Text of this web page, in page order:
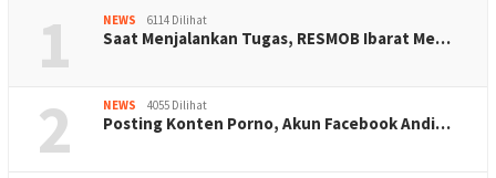
1 NEWS 6114 Dilihat
Saat Menjalankan Tugas, RESMOB Ibarat Me…
2 NEWS 4055 Dilihat
Posting Konten Porno, Akun Facebook Andi…